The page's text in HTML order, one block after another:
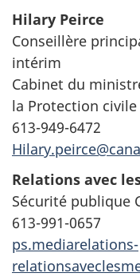
Hilary Peirce
Conseillère
intérim
Cabinet du
la Protection civile
613-949-6472
Relations avec
Sécurité publique
613-991-0657
ps.mediarelations-